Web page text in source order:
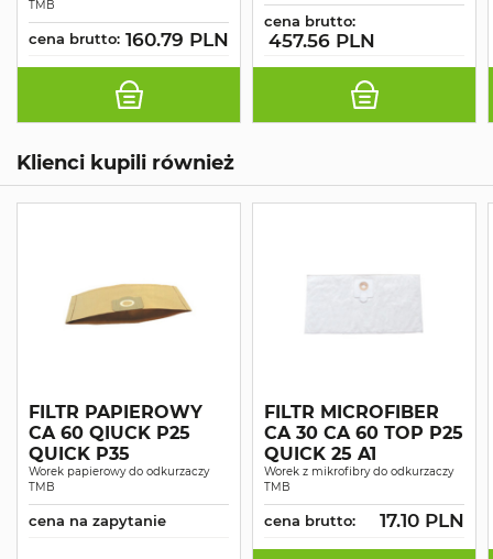
TMB
cena brutto: 160.79 PLN
cena brutto:
457.56 PLN
Klienci kupili również
FILTR PAPIEROWY
CA 60 QIUCK P25
QUICK P35
Worek papierowy do odkurzaczy
TMB
cena na zapytanie
FILTR MICROFIBER
CA 30 CA 60 TOP P25
QUICK 25 A1
Worek z mikrofibry do odkurzaczy
TMB
cena brutto: 17.10 PLN